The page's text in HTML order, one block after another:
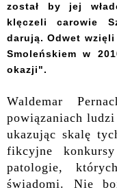
został by jej
klęczeli carowie
darują. Odwet
Smoleńskiem w
okazji".
Waldemar
powiązaniach
ukazując skalę
fikcyjne
patologie,
świadomi. Nie